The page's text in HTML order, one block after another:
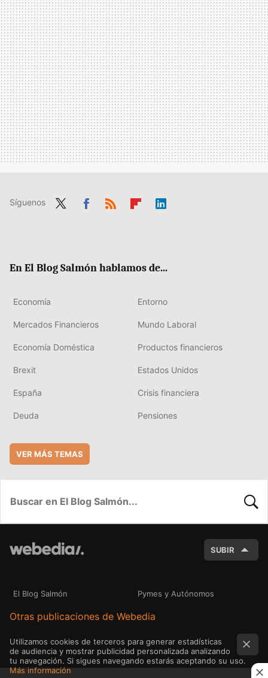
Síguenos
En El Blog Salmón hablamos de...
Economía Entorno
Mercados Financieros Mundo Laboral
Economía Doméstica Productos financieros
Brexit Estados Unidos
España Crisis financiera
Deuda Pensiones
VER MÁS TEMAS
SUBIR
El Blog Salmón Pymes y Autónomos
Otras publicaciones de Webedia
Utilizamos cookies de terceros para generar estadísticas
de audiencia y mostrar publicidad personalizada analizando
tu navegación. Si sigues navegando estarás aceptando su uso.
Más información